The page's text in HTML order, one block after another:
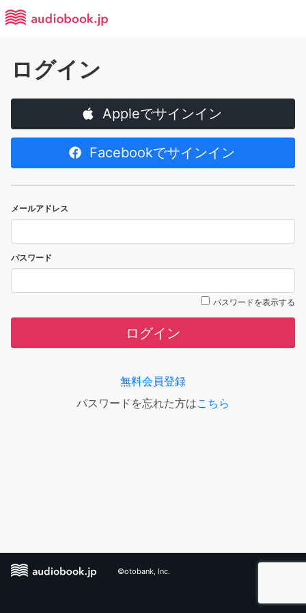
ログイン
Appleでサインイン
Facebookでサインイン
メールアドレス
パスワード
パスワードを表示する
ログイン
無料会員登録
パスワードを忘れた方はこちら
©otobank, Inc.